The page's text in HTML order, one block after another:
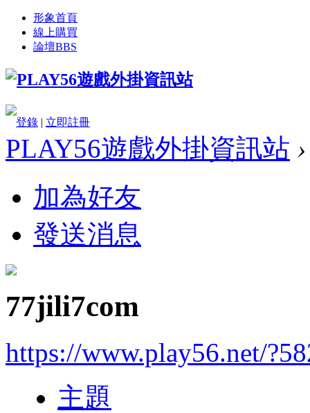
形象首頁
線上購買
論壇BBS
登錄 | 立即註冊
PLAY56遊戲外掛資訊站 ›
加為好友
發送消息
77jili7com
https://www.play56.net/
主題